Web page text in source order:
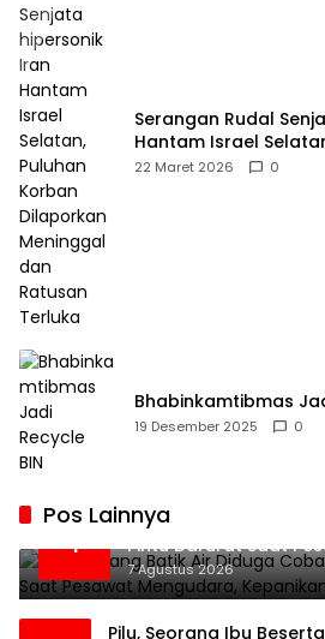
Serangan Rudal
Hantam Israel
Dilaporkan
22 Maret 2026 0
Bhabinkamtibmas
19 Desember 2025 0
Pos Lainnya
1
Penumpang Batik Air
Pintu Darurat Saat
Kepanikan Pecah di
7 Agustus 2026
Pilu, Seorang Ibu